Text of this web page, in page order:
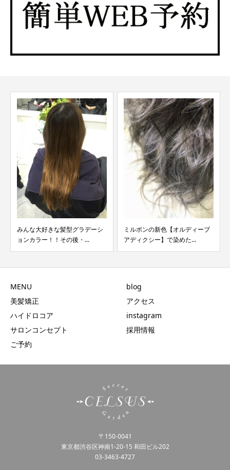
みんな大好きな髪型グラデーシ
ョンカラー！！その後・...
ミルボンの新色【オルディーブ
アディクシー】で染めた...
MENU
美髪矯正
ハイドロコア
サロンコンセプト
ご予約
blog
アクセス
instagram
採用情報
〒150-0041
東京都渋谷区神南1-20-15 和田ビル202
03-3463-4727